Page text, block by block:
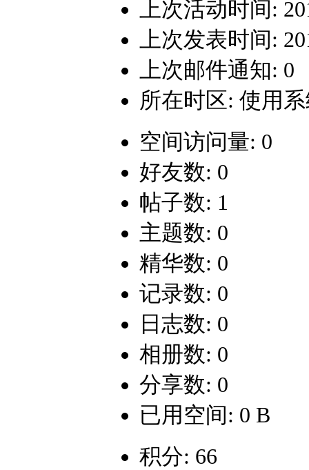
上次活动时间:
上次发表时间:
上次邮件通知: 0
所在时区: 使用
空间访问量: 0
好友数: 0
帖子数: 1
主题数: 0
精华数: 0
记录数: 0
日志数: 0
相册数: 0
分享数: 0
已用空间: 0 B
积分: 66